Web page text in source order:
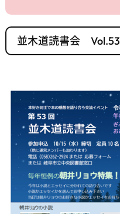
並木道読書会 Vol.53